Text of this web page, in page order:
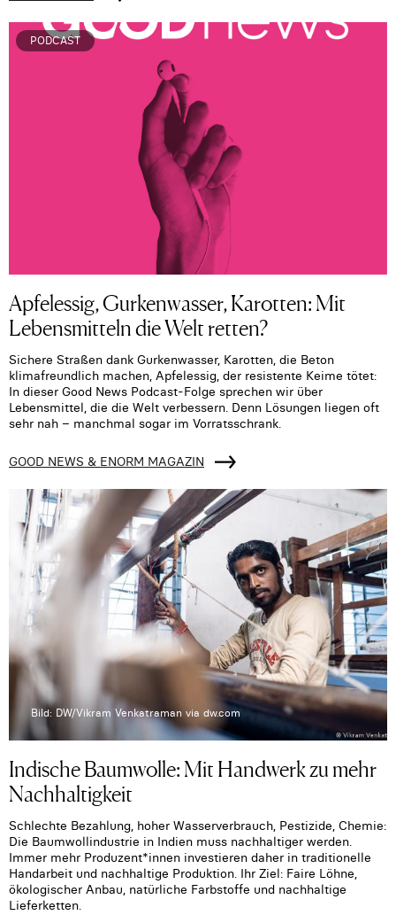
PODCAST
Apfelessig, Gurkenwasser, Karotten: Mit
Lebensmitteln die Welt retten?
Sichere Straßen dank Gurkenwasser, Karotten, die Beton
klimafreundlich machen, Apfelessig, der resistente Keime tötet:
In dieser Good News Podcast-Folge sprechen wir über
Lebensmittel, die die Welt verbessern. Denn Lösungen liegen oft
sehr nah – manchmal sogar im Vorratsschrank.
GOOD NEWS & ENORM MAGAZIN
Bild: DW/Vikram Venkatraman via dw.com
Indische Baumwolle: Mit Handwerk zu mehr
Nachhaltigkeit
Schlechte Bezahlung, hoher Wasserverbrauch, Pestizide, Chemie:
Die Baumwollindustrie in Indien muss nachhaltiger werden.
Immer mehr Produzent*innen investieren daher in traditionelle
Handarbeit und nachhaltige Produktion. Ihr Ziel: Faire Löhne,
ökologischer Anbau, natürliche Farbstoffe und nachhaltige
Lieferketten.